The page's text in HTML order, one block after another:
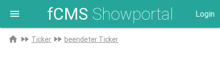
menu fCMS Showportal Login
home
Zur
Startseite
fast_forward Ticker fast_forward beendeter Ticker